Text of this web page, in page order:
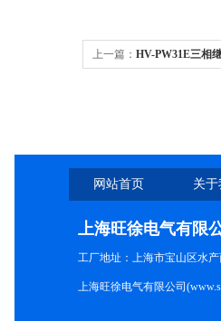
上一篇： HV-PW31E三相
网站首页 关
上海旺徐电气有限
工厂地址：上海市宝山区水产
上海旺徐电气有限公司